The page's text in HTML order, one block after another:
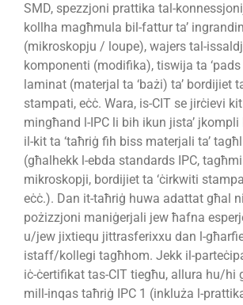
SMD, spezzjoni prattika tal-
kollha magħmula bil-fattur ta’
(mikroskopju / loupe), wajers tal-
komponenti (modifika), tiswija ta
laminat (materjal ta ‘bażi) ta’ bordijiet
stampati, eċċ. Wara, is-CIT se jirċievi
mingħand l-IPC li bih ikun jista’
il-kit ta ‘taħriġ fih biss materjali ta’
(għalhekk l-ebda standards IPC,
mikroskopji, bordijiet ta ‘ċirkwiti
eċċ.). Dan it-taħriġ huwa adattat għal
pożizzjoni maniġerjali jew ħafna
u/jew jixtiequ jittrasferixxu dan l-
istaff/kollegi tagħhom. Jekk il-
iċ-ċertifikat tas-CIT tiegħu, allura hu/hi
mill-inqas taħriġ IPC 1 (inkluża l-